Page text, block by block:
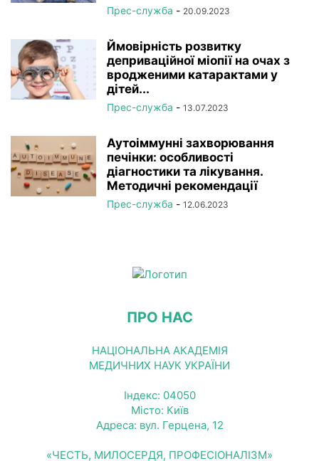
Прес-служба - 20.09.2023
Ймовірність розвитку
деприваційної міопії на очах з
вродженими катарактами у
дітей...
Прес-служба - 13.07.2023
Аутоіммунні захворювання
печінки: особливості
діагностики та лікування.
Методичні рекомендації
Прес-служба - 12.06.2023
ПРО НАС
НАЦІОНАЛЬНА АКАДЕМІЯ
МЕДИЧНИХ НАУК УКРАЇНИ
Індекс: 04050
Місто: Київ
Адреса: вул. Герцена, 12
«ЧЕСТЬ, МИЛОСЕРДЯ, ПРОФЕСІОНАЛІЗМ»